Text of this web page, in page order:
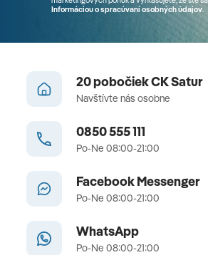
Informáciou o spracúvaní osobných údajov.
20 pobočiek CK Satur
Navštívte nás osobne
0850 555 111
Po-Ne 08:00-21:00
Facebook Messenger
Po-Ne 08:00-21:00
WhatsApp
Po-Ne 08:00-21:00